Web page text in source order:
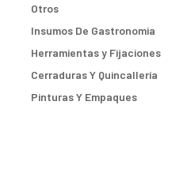
Otros
Insumos De Gastronomia
Herramientas y Fijaciones
Cerraduras Y Quincallería
Pinturas Y Empaques